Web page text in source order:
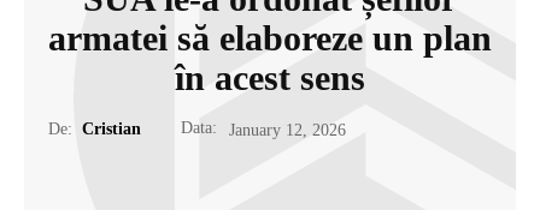
armatei să elaboreze un plan
în acest sens
De: Cristian Data: January 12, 2026